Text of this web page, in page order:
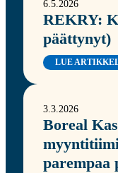
6.5.2026
REKRY:
päättynyt)
LUE
3.3.2026
Boreal
parempaa